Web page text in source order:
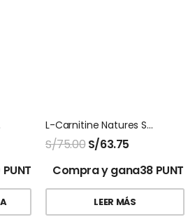
L-Carnitine Natures Sunshine
S/75.00 S/63.75
Compra y gana38
LEER MÁS